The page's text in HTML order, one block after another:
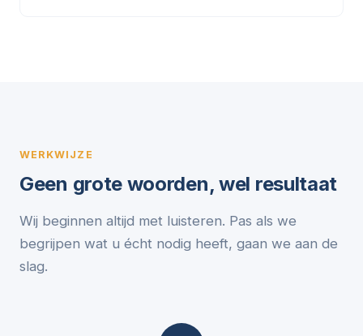
WERKWIJZE
Geen grote woorden, wel resultaat
Wij beginnen altijd met luisteren. Pas als we
begrijpen wat u écht nodig heeft, gaan we aan de
slag.